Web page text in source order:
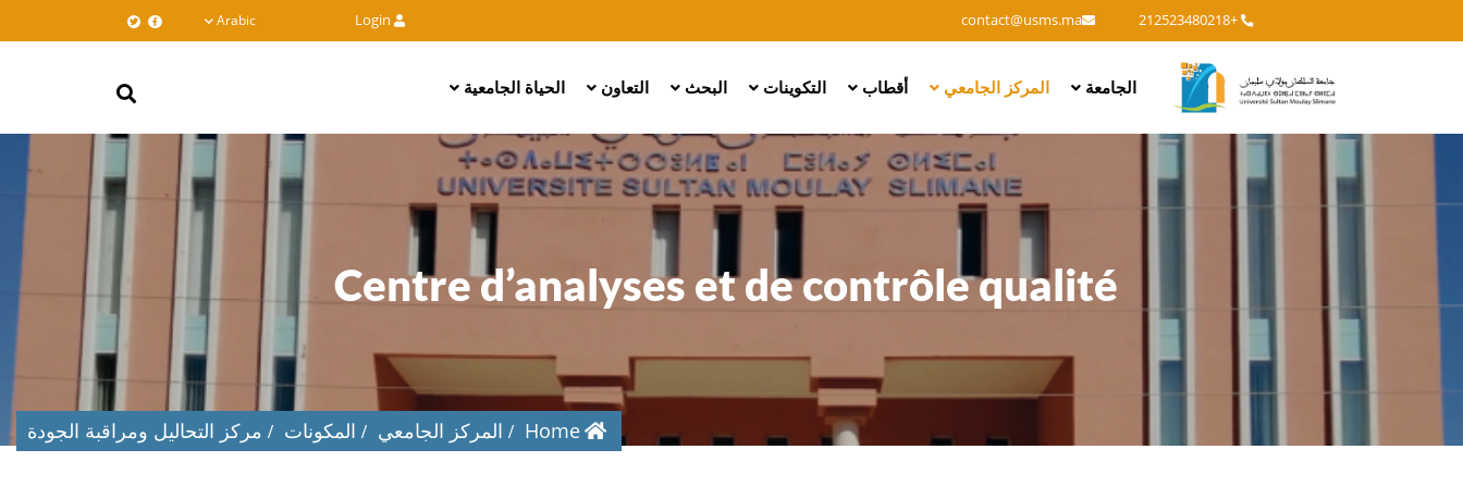
to
main
+212523480218
contact@usms.ma
Login
navigation
الجامعة المركز الجامعي أقطاب التكوينات البحث التعاون الحياة الجامعية
Centre d’analyses et de contrôle qualité
Home المركز الجامعي المكونات مركز التحاليل ومراقبة الجودة